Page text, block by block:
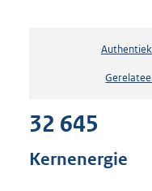
32 645
Kernenergie